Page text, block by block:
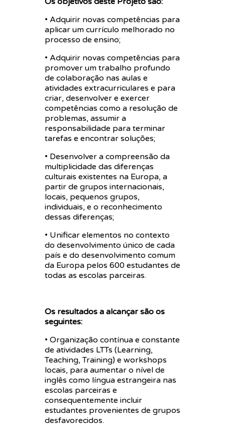
• Adquirir novas competências para
aplicar um currículo melhorado no
processo de ensino;
• Adquirir novas competências para
promover um trabalho profundo
de colaboração nas aulas e
atividades extracurriculares e para
criar, desenvolver e exercer
competências como a resolução de
problemas, assumir a
responsabilidade para terminar
tarefas e encontrar soluções;
• Desenvolver a compreensão da
multiplicidade das diferenças
culturais existentes na Europa, a
partir de grupos internacionais,
locais, pequenos grupos,
individuais, e o reconhecimento
dessas diferenças;
• Unificar elementos no contexto
do desenvolvimento único de cada
país e do desenvolvimento comum
da Europa pelos 600 estudantes de
todas as escolas parceiras.
Os resultados a alcançar são os
seguintes:
• Organização contínua e constante
de atividades LTTs (Learning,
Teaching, Training) e workshops
locais, para aumentar o nível de
inglês como língua estrangeira nas
escolas parceiras e
consequentemente incluir
estudantes provenientes de grupos
desfavorecidos.